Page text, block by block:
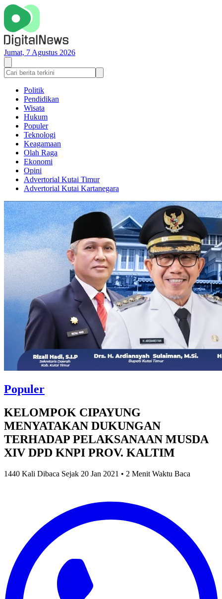
Jumat, 7 Agustus 2026
Politik
Pendidikan
Wisata
Hukum
Populer
Teknologi
Keagamaan
Olah Raga
Ekonomi
Opini
Advertorial Kutai Timur
Advertorial Kutai Kartanegara
Populer
KELOMPOK CIPAYUNG
MENYATAKAN DUKUNGAN
TERHADAP PELAKSANAAN MUSDA
XIV DPD KNPI PROV. KALTIM
1440 Kali Dibaca Sejak 20 Jan 2021 • 2 Menit Waktu Baca